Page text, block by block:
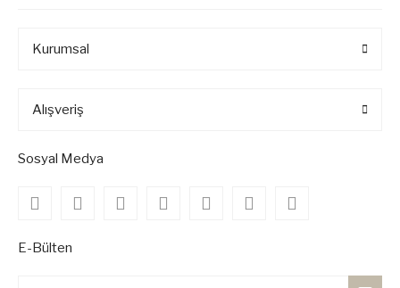
Kurumsal
Alışveriş
Sosyal Medya
E-Bülten